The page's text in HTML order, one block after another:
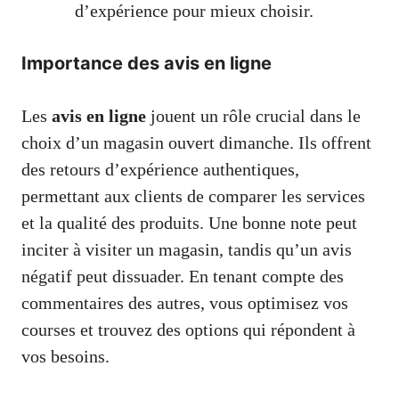
d’expérience pour mieux choisir.
Importance des avis en ligne
Les avis en ligne jouent un rôle crucial dans le
choix d’un magasin ouvert dimanche. Ils offrent
des retours d’expérience authentiques,
permettant aux clients de comparer les services
et la qualité des produits. Une bonne note peut
inciter à visiter un magasin, tandis qu’un avis
négatif peut dissuader. En tenant compte des
commentaires des autres, vous optimisez vos
courses et trouvez des options qui répondent à
vos besoins.